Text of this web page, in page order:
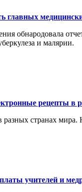
главных
обнародовала
и малярии.
рецепты в
странах мира.
учителей и